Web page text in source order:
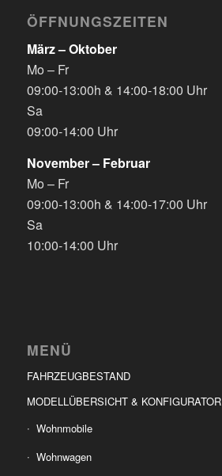
ÖFFNUNGSZEITEN
März – Oktober
Mo – Fr
09:00-13:00h & 14:00-18:00 Uhr
Sa
09:00-14:00 Uhr
November – Februar
Mo – Fr
09:00-13:00h & 14:00-17:00 Uhr
Sa
10:00-14:00 Uhr
MENÜ
FAHRZEUGBESTAND
MODELLÜBERSICHT & KONFIGURATOR
Wohnmobile
Wohnwagen